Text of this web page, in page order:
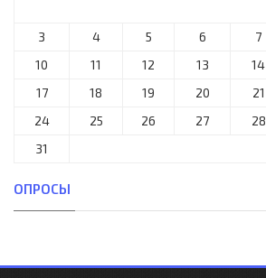
3
4 5 6 7
10
11 12 13 14
17
18 19 20 21
24
25 26 27 28
31
ОПРОСЫ